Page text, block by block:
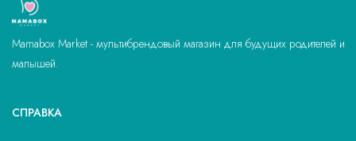
Mamabox Market - мультибрендовый магазин для будущих родителей и
малышей.
СПРАВКА